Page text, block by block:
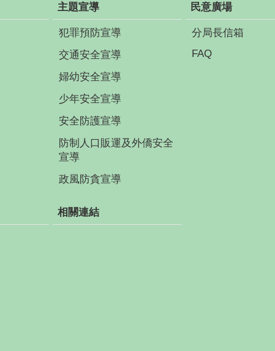
主題宣導
犯罪預防宣導
交通安全宣導
婦幼安全宣導
少年安全宣導
安全防護宣導
防制人口販運及外僑安全
宣導
政風防貪宣導
民意廣場
分局長信箱
FAQ
相關連結